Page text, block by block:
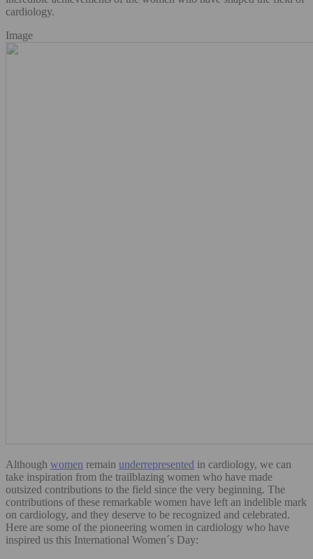
cardiology.
Image
Although women remain underrepresented in cardiology, we can
take inspiration from the trailblazing women who have made
outsized contributions to the field since the very beginning. The
contributions of these remarkable women have left an indelible mark
on cardiology, and they deserve to be recognized and celebrated.
Here are some of the pioneering women in cardiology who have
inspired us this International Women´s Day: